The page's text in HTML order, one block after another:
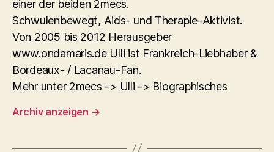
einer der beiden 2mecs.
Schwulenbewegt, Aids- und Therapie-Aktivist.
Von 2005 bis 2012 Herausgeber
www.ondamaris.de Ulli ist Frankreich-Liebhaber &
Bordeaux- / Lacanau-Fan.
Mehr unter 2mecs -> Ulli -> Biographisches
Archiv anzeigen →